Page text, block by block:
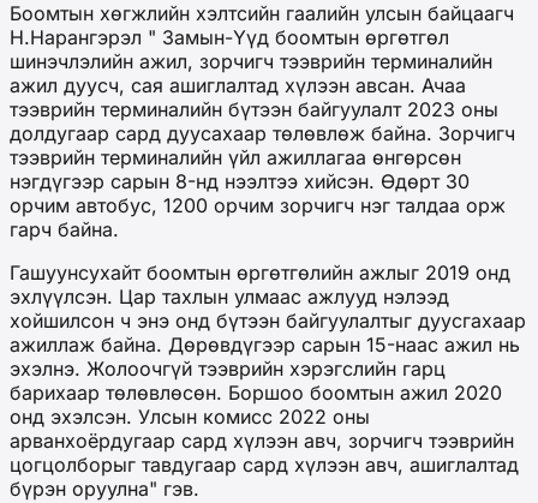
Боомтын хөгжлийн хэлтсийн гаалийн улсын байцаагч
Н.Нарангэрэл " Замын-Үүд боомтын өргөтгөл
шинэчлэлийн ажил, зорчигч тээврийн терминалийн
ажил дуусч, сая ашиглалтад хүлээн авсан. Ачаа
тээврийн терминалийн бүтээн байгуулалт 2023 оны
долдугаар сард дуусахаар төлөвлөж байна. Зорчигч
тээврийн терминалийн үйл ажиллагаа өнгөрсөн
нэгдүгээр сарын 8-нд нээлтээ хийсэн. Өдөрт 30
орчим автобус, 1200 орчим зорчигч нэг талдаа орж
гарч байна.
Гашуунсухайт боомтын өргөтгөлийн ажлыг 2019 онд
эхлүүлсэн. Цар тахлын улмаас ажлууд нэлээд
хойшилсон ч энэ онд бүтээн байгуулалтыг дуусгахаар
ажиллаж байна. Дөрөвдүгээр сарын 15-наас ажил нь
эхэлнэ. Жолоочгүй тээврийн хэрэгслийн гарц
барихаар төлөвлөсөн. Боршоо боомтын ажил 2020
онд эхэлсэн. Улсын комисс 2022 оны
арванхоёрдугаар сард хүлээн авч, зорчигч тээврийн
цогцолборыг тавдугаар сард хүлээн авч, ашиглалтад
бүрэн оруулна" гэв.